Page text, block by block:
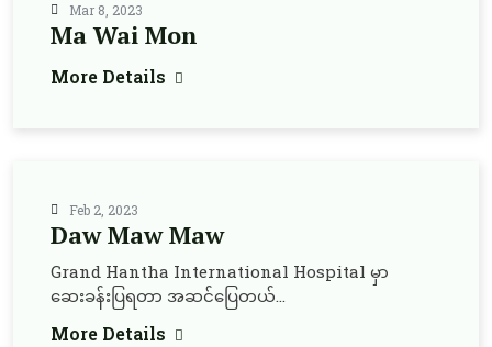
Mar 8, 2023
Ma Wai Mon
More Details
Feb 2, 2023
Daw Maw Maw
Grand Hantha International Hospital မှာ
ဆေးခန်းပြရတာ အဆင်ပြေတယ်...
More Details